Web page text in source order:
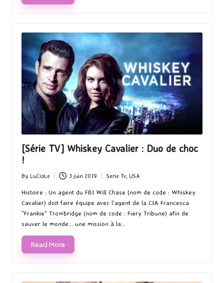
[Série TV] Whiskey Cavalier : Duo de choc
!
Posted
by
By LuCioLe 3 juin 2019
Posted
in
Serie Tv, USA
Histoire : Un agent du FBI Will Chase (nom de code : Whiskey
Cavalier) doit faire équipe avec l'agent de la CIA Francesca
"Frankie" Trowbridge (nom de code : Fiery Tribune) afin de
sauver le monde... une mission à la…
Read More